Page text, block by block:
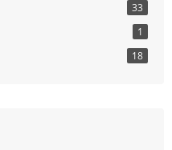
33
1
18